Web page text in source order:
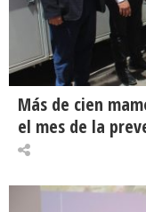
Más de cien
el mes de la